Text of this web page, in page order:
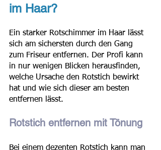
im Haar?
Ein starker Rotschimmer im Haar lässt
sich am sichersten durch den Gang
zum Friseur entfernen. Der Profi kann
in nur wenigen Blicken herausfinden,
welche Ursache den Rotstich bewirkt
hat und wie sich dieser am besten
entfernen lässt.
Rotstich entfernen mit Tönung
Bei einem dezenten Rotstich kann man